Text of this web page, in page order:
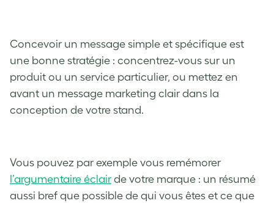
Concevoir un message simple et spécifique est
une bonne stratégie : concentrez-vous sur un
produit ou un service particulier, ou mettez en
avant un message marketing clair dans la
conception de votre stand.
Vous pouvez par exemple vous remémorer
l’argumentaire éclair de votre marque : un résumé
aussi bref que possible de qui vous êtes et ce que